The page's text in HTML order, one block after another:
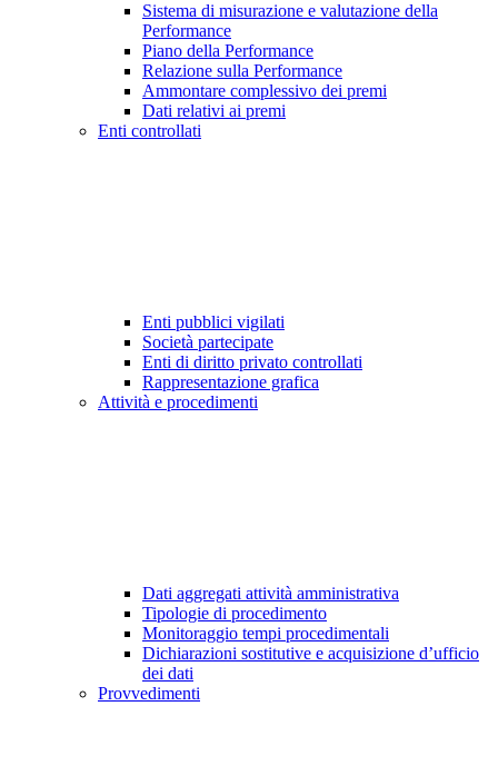
Sistema di misurazione e valutazione della
Performance
Piano della Performance
Relazione sulla Performance
Ammontare complessivo dei premi
Dati relativi ai premi
Enti controllati
Enti pubblici vigilati
Società partecipate
Enti di diritto privato controllati
Rappresentazione grafica
Attività e procedimenti
Dati aggregati attività amministrativa
Tipologie di procedimento
Monitoraggio tempi procedimentali
Dichiarazioni sostitutive e acquisizione d’ufficio
dei dati
Provvedimenti